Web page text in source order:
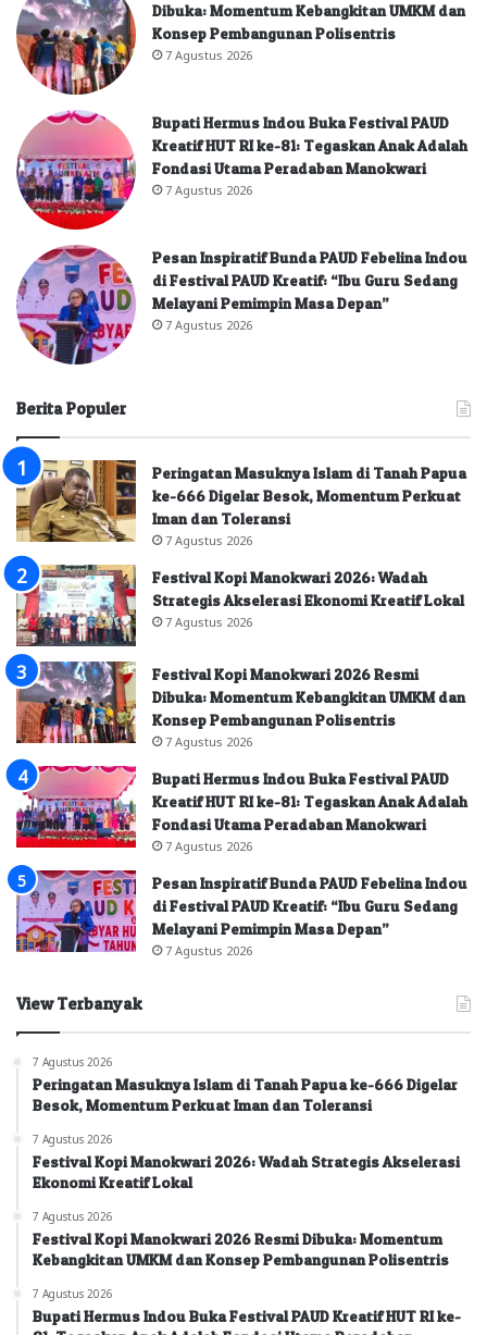
Dibuka: Momentum Kebangkitan UMKM dan
Konsep Pembangunan Polisentris
7 Agustus 2026
Bupati Hermus Indou Buka Festival PAUD
Kreatif HUT RI ke-81: Tegaskan Anak Adalah
Fondasi Utama Peradaban Manokwari
7 Agustus 2026
Pesan Inspiratif Bunda PAUD Febelina Indou
di Festival PAUD Kreatif: “Ibu Guru Sedang
Melayani Pemimpin Masa Depan”
7 Agustus 2026
Berita Populer
Peringatan Masuknya Islam di Tanah Papua
ke-666 Digelar Besok, Momentum Perkuat
Iman dan Toleransi
7 Agustus 2026
Festival Kopi Manokwari 2026: Wadah
Strategis Akselerasi Ekonomi Kreatif Lokal
7 Agustus 2026
Festival Kopi Manokwari 2026 Resmi
Dibuka: Momentum Kebangkitan UMKM dan
Konsep Pembangunan Polisentris
7 Agustus 2026
Bupati Hermus Indou Buka Festival PAUD
Kreatif HUT RI ke-81: Tegaskan Anak Adalah
Fondasi Utama Peradaban Manokwari
7 Agustus 2026
Pesan Inspiratif Bunda PAUD Febelina Indou
di Festival PAUD Kreatif: “Ibu Guru Sedang
Melayani Pemimpin Masa Depan”
7 Agustus 2026
View Terbanyak
7 Agustus 2026
Peringatan Masuknya Islam di Tanah Papua ke-666 Digelar
Besok, Momentum Perkuat Iman dan Toleransi
7 Agustus 2026
Festival Kopi Manokwari 2026: Wadah Strategis Akselerasi
Ekonomi Kreatif Lokal
7 Agustus 2026
Festival Kopi Manokwari 2026 Resmi Dibuka: Momentum
Kebangkitan UMKM dan Konsep Pembangunan Polisentris
7 Agustus 2026
Bupati Hermus Indou Buka Festival PAUD Kreatif HUT RI ke-